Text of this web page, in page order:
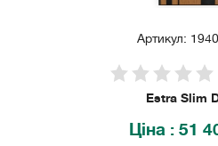
Артикул:
Estra Slim
Ціна : 51